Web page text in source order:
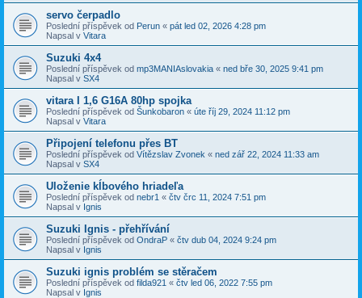
servo čerpadlo
Poslední příspěvek od Perun « pát led 02, 2026 4:28 pm
Napsal v Vitara
Suzuki 4x4
Poslední příspěvek od mp3MANIAslovakia « ned bře 30, 2025 9:41 pm
Napsal v SX4
vitara I 1,6 G16A 80hp spojka
Poslední příspěvek od Šunkobaron « úte říj 29, 2024 11:12 pm
Napsal v Vitara
Připojení telefonu přes BT
Poslední příspěvek od Vítězslav Zvonek « ned zář 22, 2024 11:33 am
Napsal v SX4
Uloženie kĺbového hriadeľa
Poslední příspěvek od nebr1 « čtv črc 11, 2024 7:51 pm
Napsal v Ignis
Suzuki Ignis - přehřívání
Poslední příspěvek od OndraP « čtv dub 04, 2024 9:24 pm
Napsal v Ignis
Suzuki ignis problém se stěračem
Poslední příspěvek od filda921 « čtv led 06, 2022 7:55 pm
Napsal v Ignis